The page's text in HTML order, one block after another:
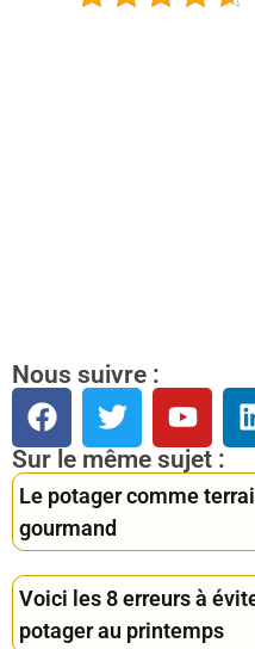
Nous suivre :
Sur le même sujet :
Le potager comme
gourmand
Voici les 8 erreurs à
potager au printemps